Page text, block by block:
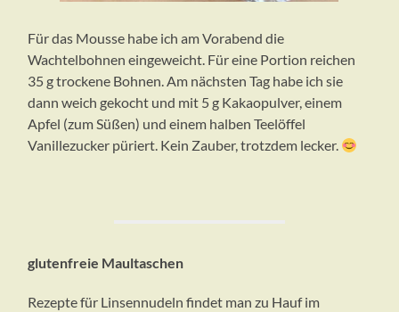
Für das Mousse habe ich am Vorabend die
Wachtelbohnen eingeweicht. Für eine Portion reichen
35 g trockene Bohnen. Am nächsten Tag habe ich sie
dann weich gekocht und mit 5 g Kakaopulver, einem
Apfel (zum Süßen) und einem halben Teelöffel
Vanillezucker püriert. Kein Zauber, trotzdem lecker.
glutenfreie Maultaschen
Rezepte für Linsennudeln findet man zu Hauf im